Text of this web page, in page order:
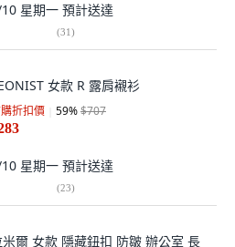
星期一 預計送達
(31)
女款 R 露肩襯衫
折扣價 59%$707
星期一 預計送達
(23)
爾 女款 隱藏鈕扣 防皺 辦公室 長